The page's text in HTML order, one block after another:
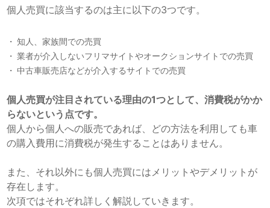
個人売買に該当するのは主に以下の3つです。
知人、家族間での売買
業者が介入しないフリマサイトやオークションサイトでの売買
中古車販売店などが介入するサイトでの売買
個人売買が注目されている理由の1つとして、消費税がかか
らないという点です。
個人から個人への販売であれば、どの方法を利用しても車
の購入費用に消費税が発生することはありません。
また、それ以外にも個人売買にはメリットやデメリットが
存在します。
次項ではそれぞれ詳しく解説していきます。